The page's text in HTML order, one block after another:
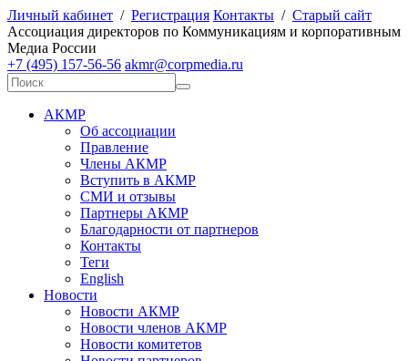
Личный кабинет / Регистрация Контакты / Старый сайт
Ассоциация директоров по Коммуникациям и корпоративным
Медиа России
+7 (495) 157-56-56 akmr@corpmedia.ru
АКМР
Об ассоциации
Правление
Члены АКМР
Вступить в АКМР
СМИ и отзывы
Партнеры АКМР
Благодарности от партнеров
Контакты
Теги
English
Новости
Новости АКМР
Новости членов АКМР
Новости комитетов